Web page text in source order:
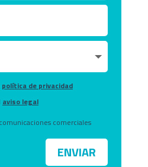
política de privacidad
aviso legal
comerciales
ENVIAR